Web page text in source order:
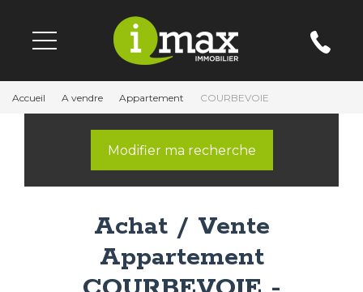
Accueil A vendre Appartement COURBEVOIE
Modifier ma recherche
Achat / Vente
Appartement